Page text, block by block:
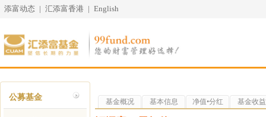
添富动态 | 汇添富香港 | English
公募基金 基金概况 基本信息 净值•分红 基金收益